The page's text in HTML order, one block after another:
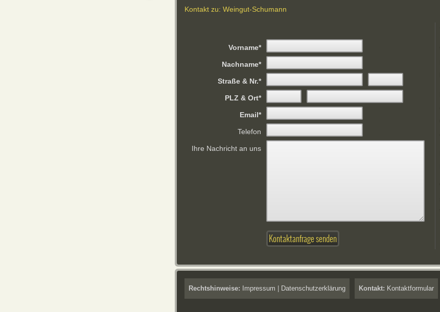
Kontakt zu: Weingut-Schumann
Vorname
Nachname
Straße & Nr.
PLZ & Ort
Email
Telefon
Ihre Nachricht an uns
Rechtshinweise: Impressum Datenschutzerklärung Kontakt: Kontaktformular